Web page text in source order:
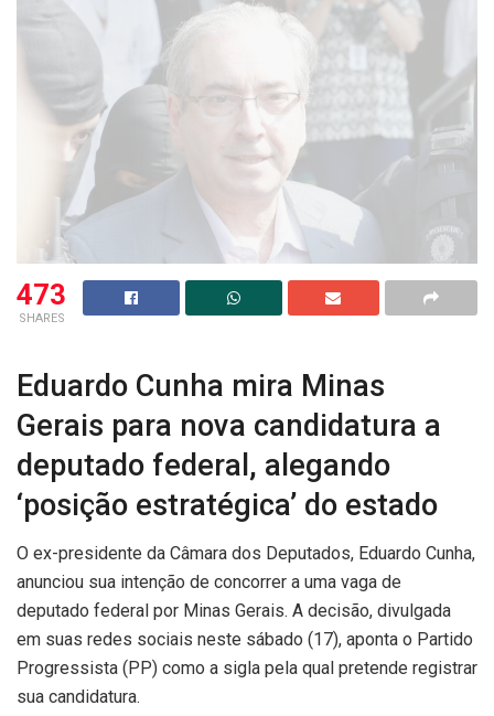
473
SHARES
Eduardo Cunha mira Minas
Gerais para nova candidatura a
deputado federal, alegando
‘posição estratégica’ do estado
O ex-presidente da Câmara dos Deputados, Eduardo Cunha,
anunciou sua intenção de concorrer a uma vaga de
deputado federal por Minas Gerais. A decisão, divulgada
em suas redes sociais neste sábado (17), aponta o Partido
Progressista (PP) como a sigla pela qual pretende registrar
sua candidatura.